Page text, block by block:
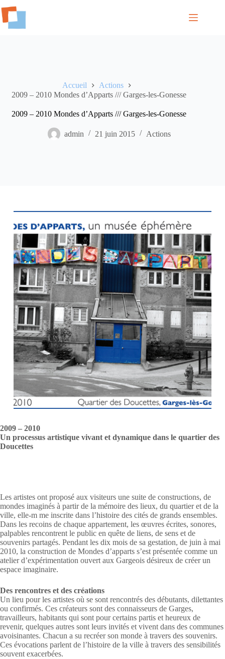
au
contenu
Accueil
Actions
2009 – 2010 Mondes d’Apparts /// Garges-les-Gonesse
2009 – 2010 Mondes d’Apparts /// Garges-les-Gonesse
admin 21 juin 2015 Actions
2009 – 2010
Un processus artistique vivant et dynamique dans le quartier des
Doucettes
Les artistes ont proposé aux visiteurs une suite de constructions, de
mondes imaginés à partir de la mémoire des lieux, du quartier et de la
ville, elle-m me inscrite dans l’histoire des cités de grands ensembles.
Dans les recoins de chaque appartement, les œuvres écrites, sonores,
palpables rencontrent le public en quête de liens, de sens et de
souvenirs partagés. Pendant les dix mois de sa gestation, de juin à mai
2010, la construction de Mondes d’apparts s’est présentée comme un
atelier d’expérimentation ouvert aux Gargeois désireux de créer un
espace imaginaire.
Des rencontres et des créations
Un lieu pour les artistes où se sont rencontrés des débutants, dilettantes
ou confirmés. Ces créateurs sont des connaisseurs de Garges,
travailleurs, habitants qui sont pour certains partis et heureux de
revenir, quelques autres sont leurs invités et vivent dans des communes
avoisinantes. Chacun a su recréer son monde à travers des souvenirs.
Ces évocations parlent de l’histoire de la ville à travers des sensibilités
souvent exacerbées.